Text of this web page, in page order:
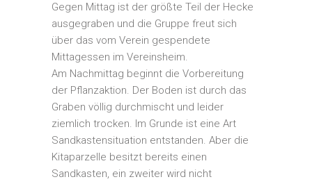
Gegen Mittag ist der größte Teil der Hecke
ausgegraben und die Gruppe freut sich
über das vom Verein gespendete
Mittagessen im Vereinsheim.
Am Nachmittag beginnt die Vorbereitung
der Pflanzaktion. Der Boden ist durch das
Graben völlig durchmischt und leider
ziemlich trocken. Im Grunde ist eine Art
Sandkastensituation entstanden. Aber die
Kitaparzelle besitzt bereits einen
Sandkasten, ein zweiter wird nicht